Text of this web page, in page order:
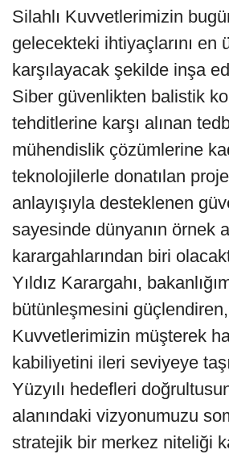
Silahlı Kuvvetlerimizin
gelecekteki ihtiyaçlarını en
karşılayacak şekilde inşa
Siber güvenlikten balistik
tehditlerine karşı alınan
mühendislik çözümlerine
teknolojilerle donatılan
anlayışıyla desteklenen
sayesinde dünyanın örnek
karargahlarından biri
Yıldız Karargahı,
bütünleşmesini
Kuvvetlerimizin müşterek
kabiliyetini ileri seviyeye
Yüzyılı hedefleri
alanındaki vizyonumuzu
stratejik bir merkez niteliği